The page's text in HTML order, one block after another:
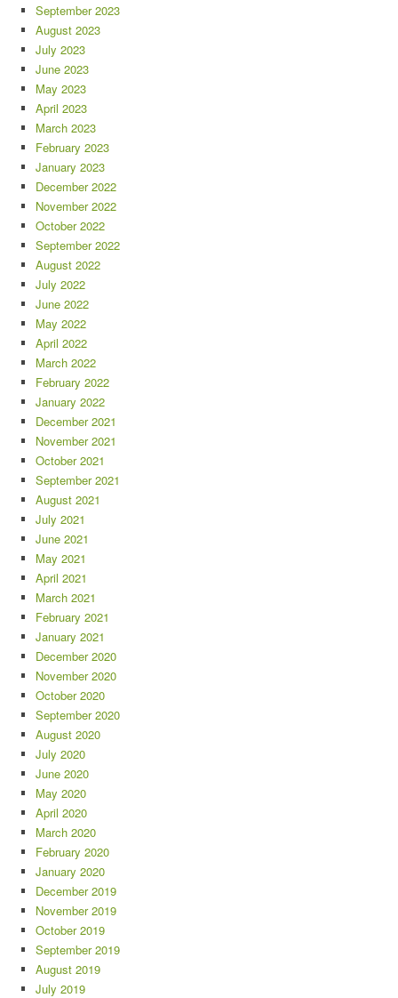
September 2023
August 2023
July 2023
June 2023
May 2023
April 2023
March 2023
February 2023
January 2023
December 2022
November 2022
October 2022
September 2022
August 2022
July 2022
June 2022
May 2022
April 2022
March 2022
February 2022
January 2022
December 2021
November 2021
October 2021
September 2021
August 2021
July 2021
June 2021
May 2021
April 2021
March 2021
February 2021
January 2021
December 2020
November 2020
October 2020
September 2020
August 2020
July 2020
June 2020
May 2020
April 2020
March 2020
February 2020
January 2020
December 2019
November 2019
October 2019
September 2019
August 2019
July 2019